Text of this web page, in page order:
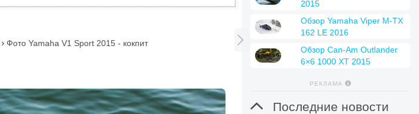
 Фото Yamaha V1 Sport 2015 - кокпит 
2015
Обзор Yamaha Viper M-TX
162 LE 2016
Обзор Can-Am Outlander
6×6 1000 XT 2015
РЕКЛАМА
 Последние новости